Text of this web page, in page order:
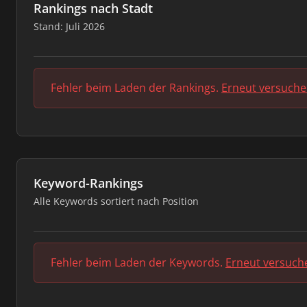
Rankings nach Stadt
Stand: Juli 2026
Fehler beim Laden der Rankings. Erneut
Keyword-Rankings
Alle Keywords sortiert nach Position
Fehler beim Laden der Keywords. Erneut